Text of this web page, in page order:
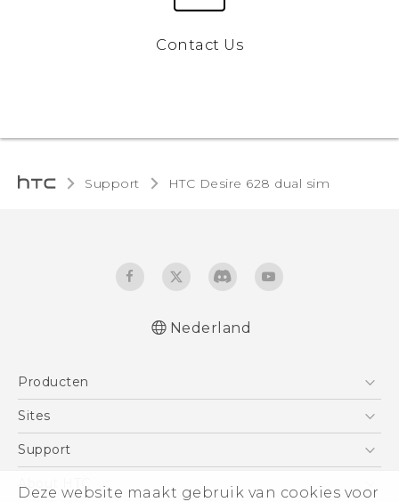
Deze website maakt gebruik van cookies voor
Contact Us
Support HTC Desire 628 dual sim‎
Nederlands - Gebruikershandleiding
wettelijke voorschriften
Deutsch - Benutzerhandbuch
Deutsch - Informationen zur Sicherheit und
Nederland
Producten
Telefoons
Vive
Accessoires
Sites
HTC Vive
Support
About HTC